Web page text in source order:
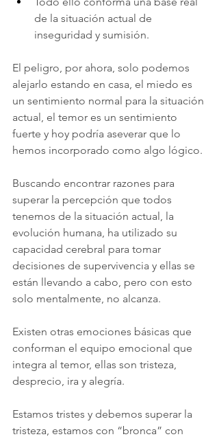
de la situación actual de
inseguridad y sumisión.
El peligro, por ahora, solo podemos
alejarlo estando en casa, el miedo es
un sentimiento normal para la situación
actual, el temor es un sentimiento
fuerte y hoy podría aseverar que lo
hemos incorporado como algo lógico.
Buscando encontrar razones para
superar la percepción que todos
tenemos de la situación actual, la
evolución humana, ha utilizado su
capacidad cerebral para tomar
decisiones de supervivencia y ellas se
están llevando a cabo, pero con esto
solo mentalmente, no alcanza.
Existen otras emociones básicas que
conforman el equipo emocional que
integra al temor, ellas son tristeza,
desprecio, ira y alegría.
Estamos tristes y debemos superar la
tristeza, estamos con “bronca” con